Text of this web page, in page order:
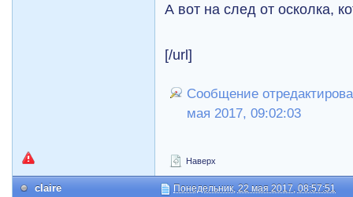
А вот на след от осколка,
[/url]
Сообщение
мая 2017, 09:02:03
Наверх
claire Понедельник, 22 мая 2017, 08:57:51